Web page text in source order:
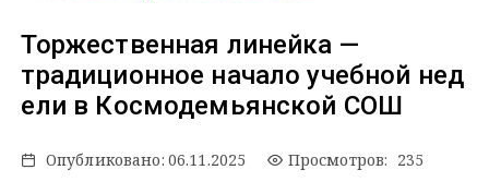
Торжественная линейка —
традиционное начало учебной нед
ели в Космодемьянской СОШ
Опубликовано: 06.11.2025 Просмотров: 235